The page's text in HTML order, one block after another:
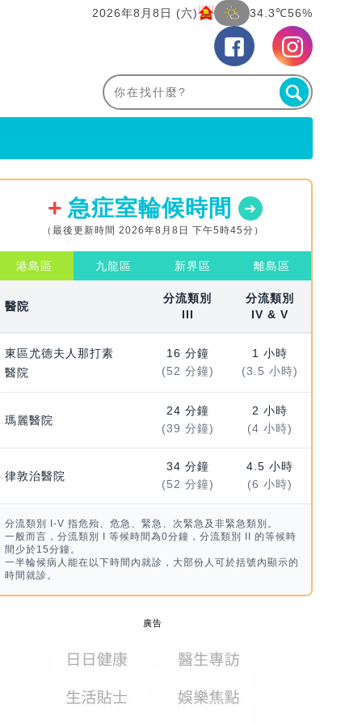
2026年8月8日 (六) 34.3℃56%
急症室輪候時間
（最後更新時間 2026年8月8日 下午5時45分）
港島區 九龍區 新界區 離島區
醫院
分流類別
III
分流類別
IV & V
東區尤德夫人那打素
醫院
16 分鐘
(52 分鐘)
1 小時
(3.5 小時)
瑪麗醫院
24 分鐘
(39 分鐘)
2 小時
(4 小時)
律敦治醫院
34 分鐘
(52 分鐘)
4.5 小時
(6 小時)
分流類別 I-V 指危殆、危急、緊急、次緊急及非緊急類別。
一般而言，分流類別 I 等候時間為0分鐘，分流類別 II 的等候時
間少於15分鐘。
一半輪候病人能在以下時間內就診，大部份人可於括號內顯示的
時間就診。
廣告